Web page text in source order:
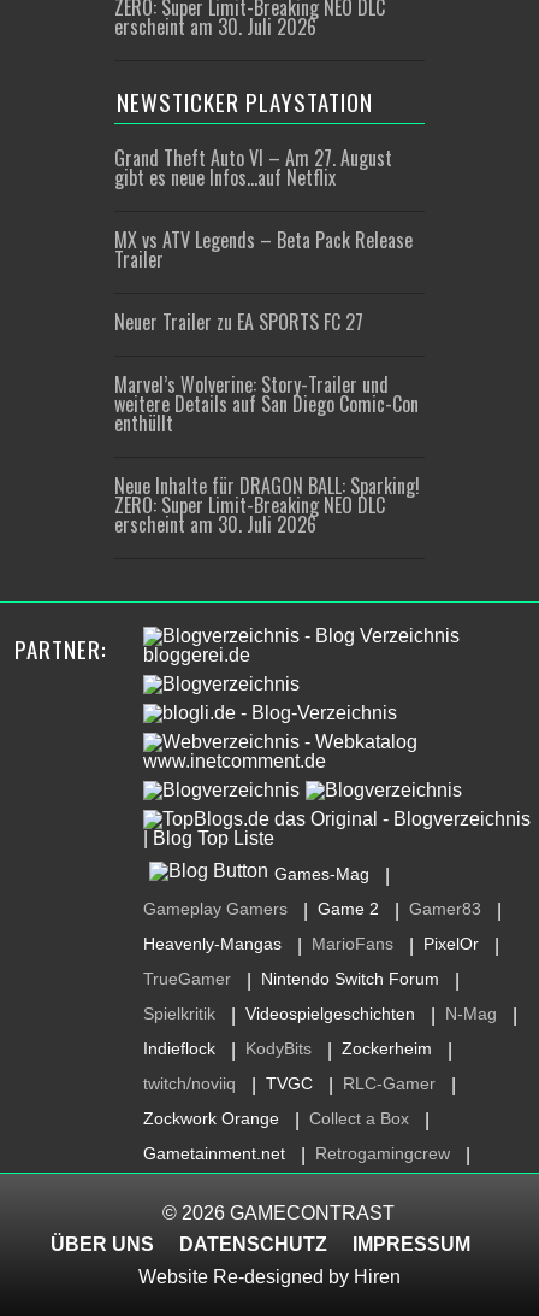
ZERO: Super Limit-Breaking NEO DLC
erscheint am 30. Juli 2026
NEWSTICKER PLAYSTATION
Grand Theft Auto VI – Am 27. August
gibt es neue Infos…auf Netflix
MX vs ATV Legends – Beta Pack Release
Trailer
Neuer Trailer zu EA SPORTS FC 27
Marvel’s Wolverine: Story-Trailer und
weitere Details auf San Diego Comic-Con
enthüllt
Neue Inhalte für DRAGON BALL: Sparking!
ZERO: Super Limit-Breaking NEO DLC
erscheint am 30. Juli 2026
PARTNER:
Games-Mag
Gameplay Gamers Game 2 Gamer83
Heavenly-Mangas MarioFans PixelOr
TrueGamer Nintendo Switch Forum
Spielkritik Videospielgeschichten N-Mag
Indieflock KodyBits Zockerheim
twitch/noviiq TVGC RLC-Gamer
Zockwork Orange Collect a Box
Gametainment.net Retrogamingcrew
© 2026 GAMECONTRAST
ÜBER UNS
DATENSCHUTZ
IMPRESSUM
Website Re-designed by Hiren